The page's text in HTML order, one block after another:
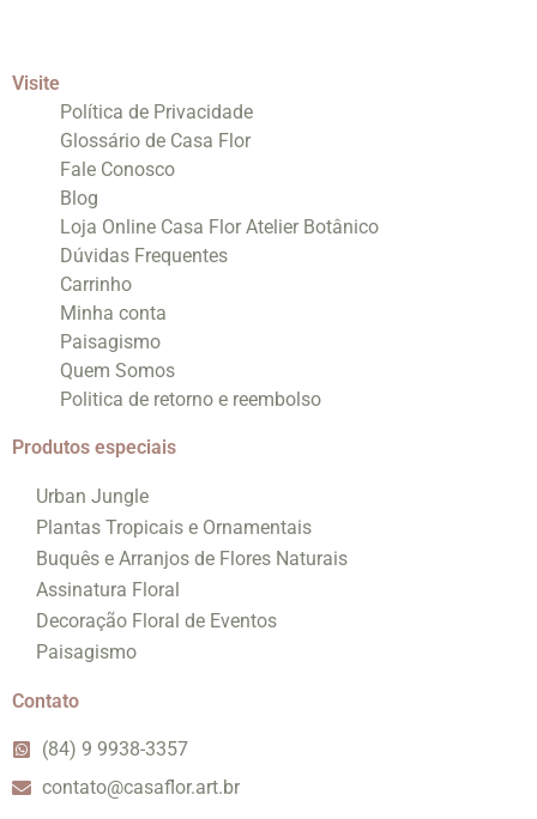
Visite
Política de Privacidade
Glossário de Casa Flor
Fale Conosco
Blog
Loja Online Casa Flor Atelier Botânico
Dúvidas Frequentes
Carrinho
Minha conta
Paisagismo
Quem Somos
Politica de retorno e reembolso
Produtos especiais
Urban Jungle
Plantas Tropicais e Ornamentais
Buquês e Arranjos de Flores Naturais
Assinatura Floral
Decoração Floral de Eventos
Paisagismo
Contato
(84) 9 9938-3357
contato@casaflor.art.br